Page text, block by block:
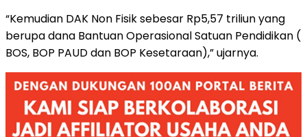
“Kemudian DAK Non Fisik sebesar Rp5,57 triliun yang
berupa dana Bantuan Operasional Satuan Pendidikan (
BOS, BOP PAUD dan BOP Kesetaraan),” ujarnya.